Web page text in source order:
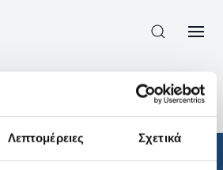
Λεπτομέρειες Σχετικά